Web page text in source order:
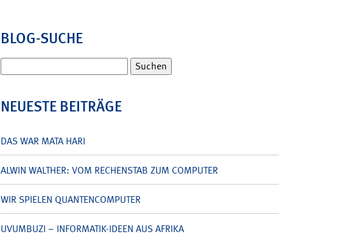
BLOG-SUCHE
nach:
NEUESTE BEITRÄGE
DAS WAR MATA HARI
ALWIN WALTHER: VOM RECHENSTAB ZUM COMPUTER
WIR SPIELEN QUANTENCOMPUTER
UVUMBUZI – INFORMATIK-IDEEN AUS AFRIKA